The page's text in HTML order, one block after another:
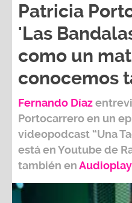
Patricia
'Las
como un
conocemos
Fernando Díaz
Portocarreroen un
videopodcast “Una
está en Youtube de
también en